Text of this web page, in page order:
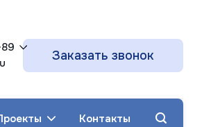
Заказать звонок
Контакты